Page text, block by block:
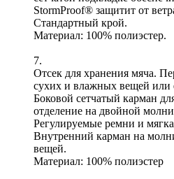
StormProof® защитит от
Стандартный крой.
Материал: 100% полиэстер.
7.
Отсек для хранения мяча.
сухих и влажных вещей или
Боковой сетчатый карман
отделение на двойной
Регулируемые ремни и
Внутренний карман на
вещей.
Материал: 100% полиэстер